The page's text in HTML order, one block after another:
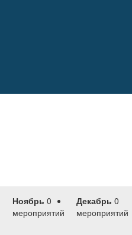
Ноябрь 0
мероприятий
Декабрь 0
мероприятий